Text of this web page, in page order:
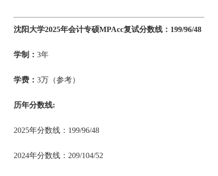
沈阳大学2025年会计专硕MPAcc复试分数线：199/96/48
学制：3年
学费：3万（参考）
历年分数线:
2025年分数线：199/96/48
2024年分数线：209/104/52